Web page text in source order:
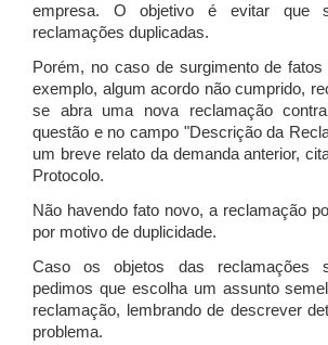
empresa. O objetivo é evitar que
reclamações duplicadas.
Porém, no caso de surgimento de
exemplo, algum acordo não cumprido,
se abra uma nova reclamação
questão e no campo "Descrição da
um breve relato da demanda anterior,
Protocolo.
Não havendo fato novo, a reclamação
por motivo de duplicidade.
Caso os objetos das reclamações
pedimos que escolha um assunto
reclamação, lembrando de descrever
problema.